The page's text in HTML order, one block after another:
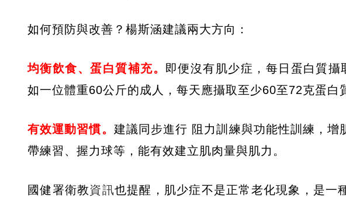
如何預防與改善？楊斯涵建議兩大方向：
均衡飲食、蛋白質補充。 即便沒有肌少症，每日蛋白質
如一位體重60公斤的成人，每天應攝取至少60至72克蛋白
有效運動習慣。 建議同步進行 阻力訓練與功能性訓練，增
帶練習、握力球等，能有效建立肌肉量與肌力。
國健署衛教資訊也提醒，肌少症不是正常老化現象，是一